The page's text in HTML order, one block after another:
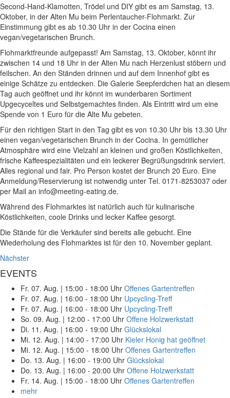
Second-Hand-Klamotten, Trödel und DIY gibt es am Samstag, 13.
Oktober, in der Alten Mu beim Perlentaucher-Flohmarkt. Zur
Einstimmung gibt es ab 10.30 Uhr in der Cocina einen
vegan/vegetarischen Brunch.
Flohmarktfreunde aufgepasst! Am Samstag, 13. Oktober, könnt ihr
zwischen 14 und 18 Uhr in der Alten Mu nach Herzenlust stöbern und
feilschen. An den Ständen drinnen und auf dem Innenhof gibt es
einige Schätze zu entdecken. Die Galerie Seepferdchen hat an diesem
Tag auch geöffnet und ihr könnt im wunderbaren Sortiment
Upgecyceltes und Selbstgemachtes finden. Als Eintritt wird um eine
Spende von 1 Euro für die Alte Mu gebeten.
Für den richtigen Start in den Tag gibt es von 10.30 Uhr bis 13.30 Uhr
einen vegan/vegetarischen Brunch in der Cocina. In gemütlicher
Atmosphäre wird eine Vielzahl an kleinen und großen Köstlichkeiten,
frische Kaffeespezialitäten und ein leckerer Begrüßungsdrink serviert.
Alles regional und fair. Pro Person kostet der Brunch 20 Euro. Eine
Anmeldung/Reservierung ist notwendig unter Tel. 0171-8253037 oder
per Mail an info@meeting-eating.de.
Während des Flohmarktes ist natürlich auch für kulinarische
Köstlichkeiten, coole Drinks und lecker Kaffee gesorgt.
Die Stände für die Verkäufer sind bereits alle gebucht. Eine
Wiederholung des Flohmarktes ist für den 10. November geplant.
Nächster
EVENTS
Fr. 07. Aug. | 15:00 - 18:00 Uhr Offenes Gartentreffen
Fr. 07. Aug. | 16:00 - 18:00 Uhr Upcycling-Treff
Fr. 07. Aug. | 16:00 - 18:00 Uhr Upcycling-Treff
So. 09. Aug. | 12:00 - 17:00 Uhr Offene Holzwerkstatt
Di. 11. Aug. | 16:00 - 19:00 Uhr Glückslokal
Mi. 12. Aug. | 14:00 - 17:00 Uhr Kieler Honig hat geöffnet
Mi. 12. Aug. | 15:00 - 18:00 Uhr Offenes Gartentreffen
Do. 13. Aug. | 16:00 - 19:00 Uhr Glückslokal
Do. 13. Aug. | 16:00 - 20:00 Uhr Offene Holzwerkstatt
Fr. 14. Aug. | 15:00 - 18:00 Uhr Offenes Gartentreffen
mehr